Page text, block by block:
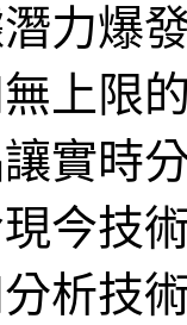
力爆
上限
實時
今技
析技